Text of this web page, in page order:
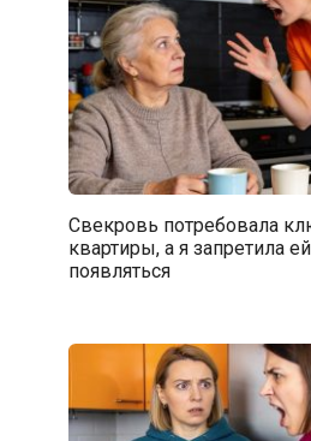
Свекровь потребовала
квартиры, а я запретила
появляться